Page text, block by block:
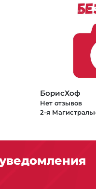
БорисХоф
Нет отзывов
2-я